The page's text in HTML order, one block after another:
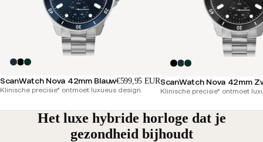
ScanWatch Nova 42mm Blauw€599,95 EUR
Klinische precisie* ontmoet luxueus design.
ScanWatch Nova 42mm
Klinische precisie* ontmoet
Het luxe hybride horloge dat je
gezondheid bijhoudt